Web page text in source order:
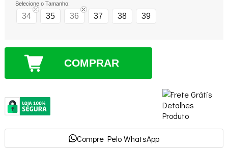
Selecione o Tamanho:
34 35 36 37 38 39
COMPRAR
Compre Pelo WhatsApp